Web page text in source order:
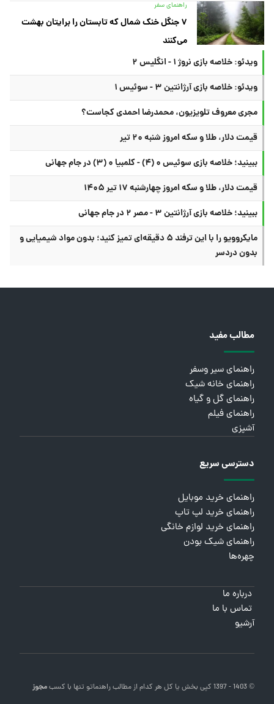
راهنمای سفر
۷ جنگل خنک شمال که تابستان را برایتان بهشت
می‌کنند
ویدئو: خلاصه بازی نروژ ۱ - انگلیس ۲
ویدئو: خلاصه بازی آرژانتین ۳ - سوئیس ۱
مجری معروف تلویزیون، محمدرضا احمدی کجاست؟
قیمت دلار، طلا و سکه امروز شنبه ۲۰ تیر
ببینید؛ خلاصه بازی سوئیس ۰ (۴) - کلمبیا ۰ (۳) در جام جهانی
قیمت دلار، طلا و سکه امروز چهارشنبه ۱۷ تیر ۱۴۰۵
ببینید؛ خلاصه بازی آرژانتین ۳ - مصر ۲ در جام جهانی
مایکروویو را با این ترفند ۵ دقیقه‌ای تمیز کنید؛ بدون مواد شیمیایی و
بدون دردسر
مطالب مفید
راهنمای سیر وسفر
راهنمای خانه شیک
راهنمای گل و گیاه
راهنمای فیلم
آشپزی
دسترسی سریع
راهنمای خرید موبایل
راهنمای خرید لپ تاپ
راهنمای خرید لوازم خانگی
راهنمای شیک بودن
چهره‌ها
درباره ما
تماس با ما
آرشیو
© 1403 - 1397 کپی بخش یا کل هر کدام از مطالب راهنماتو تنها با کسبمجوز